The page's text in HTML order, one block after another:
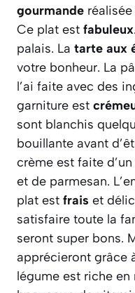
gourmande
Ce plat est fabuleux
palais. La tarte aux
votre bonheur. La
l’ai faite avec des
garniture est
sont blanchis
bouillante avant
crème est faite
et de parmesan.
plat est frais et
satisfaire toute la
seront super bons.
apprécieront grâce
légume est riche